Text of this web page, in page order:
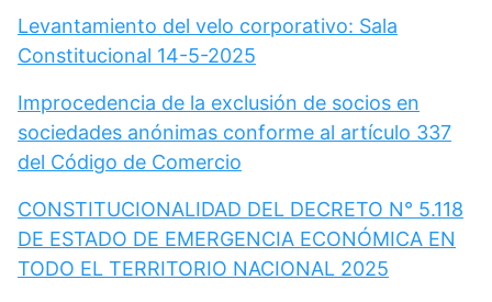
Levantamiento del velo corporativo: Sala
Constitucional 14-5-2025
Improcedencia de la exclusión de socios en
sociedades anónimas conforme al artículo 337
del Código de Comercio
CONSTITUCIONALIDAD DEL DECRETO N° 5.118
DE ESTADO DE EMERGENCIA ECONÓMICA EN
TODO EL TERRITORIO NACIONAL 2025